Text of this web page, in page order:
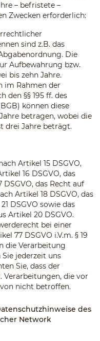
– befristete –
Zwecken erforderlich:
sind z.B. das
Die
Aufbewahrung bzw.
bis zehn Jahre.
im Rahmen der
den §§ 195 ff. des
können diese
betragen, wobei die
drei Jahre beträgt.
Artikel 15 DSGVO,
16 DSGVO, das
das Recht auf
Artikel 18 DSGVO, das
DSGVO sowie das
Artikel 20 DSGVO.
bei einer
77 DSGVO i.V.m. § 19
die Verarbeitung
jederzeit uns
Sie, dass der
die vor
nicht betroffen.
des
Network